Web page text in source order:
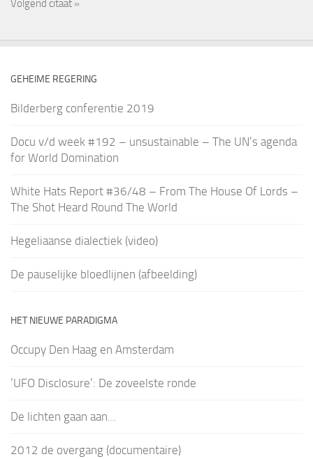
Volgend citaat »
GEHEIME REGERING
Bilderberg conferentie 2019
Docu v/d week #192 – unsustainable – The UN’s agenda
for World Domination
White Hats Report #36/48 – From The House Of Lords –
The Shot Heard Round The World
Hegeliaanse dialectiek (video)
De pauselijke bloedlijnen (afbeelding)
HET NIEUWE PARADIGMA
Occupy Den Haag en Amsterdam
‘UFO Disclosure’: De zoveelste ronde
De lichten gaan aan…
2012 de overgang (documentaire)